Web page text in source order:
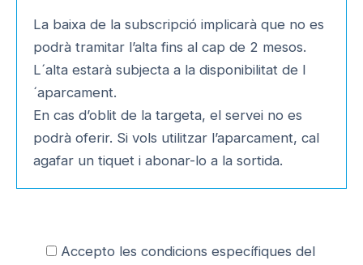
La baixa de la subscripció implicarà que no es
podrà tramitar l’alta fins al cap de 2 mesos.
L´alta estarà subjecta a la disponibilitat de l
´aparcament.
En cas d’oblit de la targeta, el servei no es
podrà oferir. Si vols utilitzar l’aparcament, cal
agafar un tiquet i abonar-lo a la sortida.
Accepto les condicions específiques del